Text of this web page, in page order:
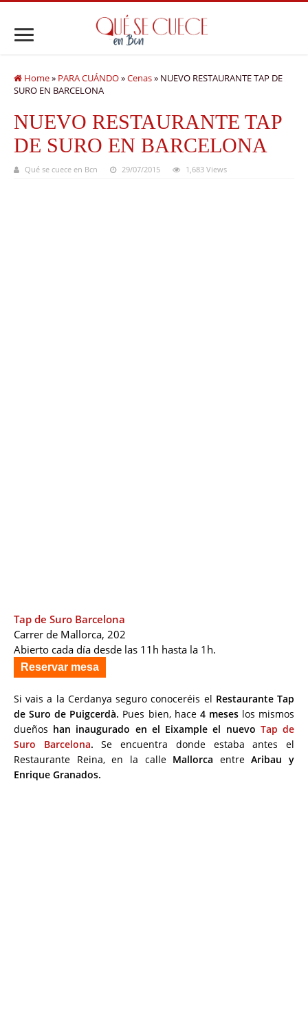
Home» PARA CUÁNDO»Cenas» NUEVO RESTAURANTE TAP DE
SURO EN BARCELONA
NUEVO RESTAURANTE TAP
DE SURO EN BARCELONA
Qué se cuece en Bcn 29/07/2015 1,683 Views
Tap de Suro Barcelona
Carrer de Mallorca, 202
Abierto cada día desde las 11h hasta la 1h.
Reservar mesa
Si vais a la Cerdanya seguro conoceréis el Restaurante Tap
de Suro de Puigcerdà. Pues bien, hace4 meseslos mismos
dueños han inaugurado en el Eixample el nuevo Tap de
Suro Barcelona. Se encuentra donde estaba antes el
Restaurante Reina, en la calleMallorca entreAribau y
Enrique Granados.